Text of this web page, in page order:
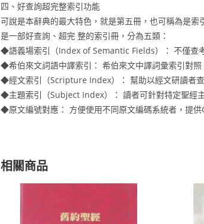
四、好查詢超完整索引功能
可說是本辭典的最大特色，就是第五冊，也可稱為是
是一部好查詢、超完 整的索引冊，分為五類：
◆語義場索引（Index of Semantic Fields）： 不僅查
◆希伯來文詞語中譯索引： 希伯來文中譯詞彙索引對照
◆經文索引（Scripture Index）： 幫助以經文研讀者查
◆主題索引（Subject Index）： 讀者可針對特定聖經
◆原文編號對應： 方便使用不同原文編碼系統者，提
相關商品